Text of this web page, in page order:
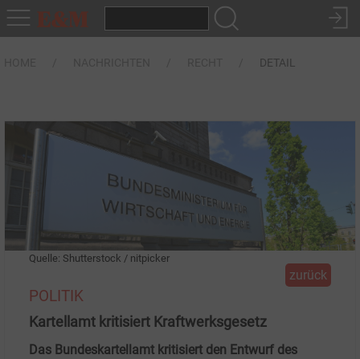
DETAIL
Quelle: Shutterstock / nitpicker
zurück
POLITIK
Kartellamt kritisiert Kraftwerksgesetz
Das Bundeskartellamt kritisiert den Entwurf des